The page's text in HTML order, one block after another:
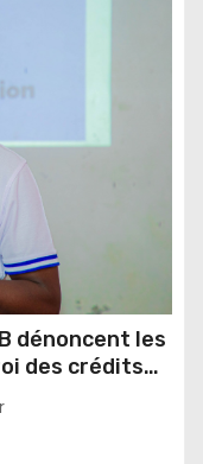
dénoncent les
des crédits